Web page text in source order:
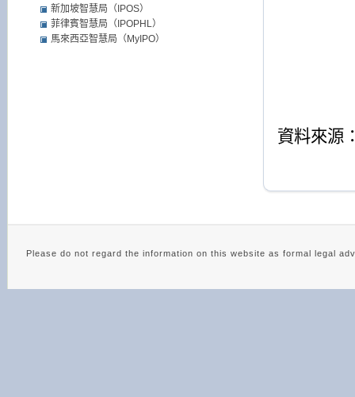
資料來源
新加坡智慧局（IPOS）
菲律賓智慧局（IPOPHL）
馬來西亞智慧局（MyIPO）
Please do not regard the information on this website as formal legal